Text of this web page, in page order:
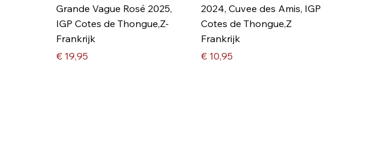
Grande Vague Rosé 2025,
IGP Cotes de Thongue,Z-
Frankrijk
Prijs
€ 19,95
2024, Cuvee des Amis, IGP
Cotes de Thongue,Z
Frankrijk
Prijs
€ 10,95